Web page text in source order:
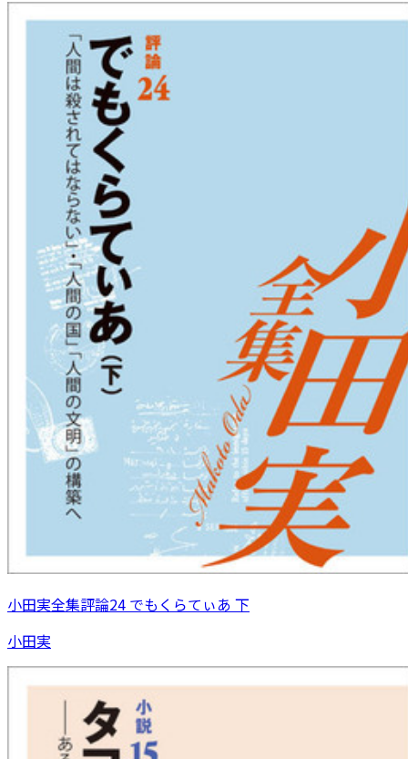
小田実全集評論24 でもくらてぃあ 下
小田実